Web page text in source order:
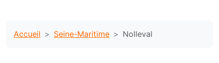
Accueil Seine-Maritime Nolleval